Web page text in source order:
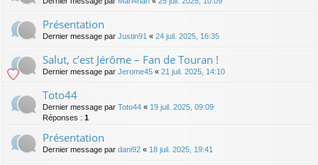
Présentation
Dernier message par Justin91 « 24 juil. 2025, 16:35
Salut, c’est Jérôme – Fan de Touran !
Dernier message par Jerome45 « 21 juil. 2025, 14:10
Toto44
Dernier message par Toto44 « 19 juil. 2025, 09:09
Réponses : 1
Présentation
Dernier message par dani92 « 18 juil. 2025, 19:41